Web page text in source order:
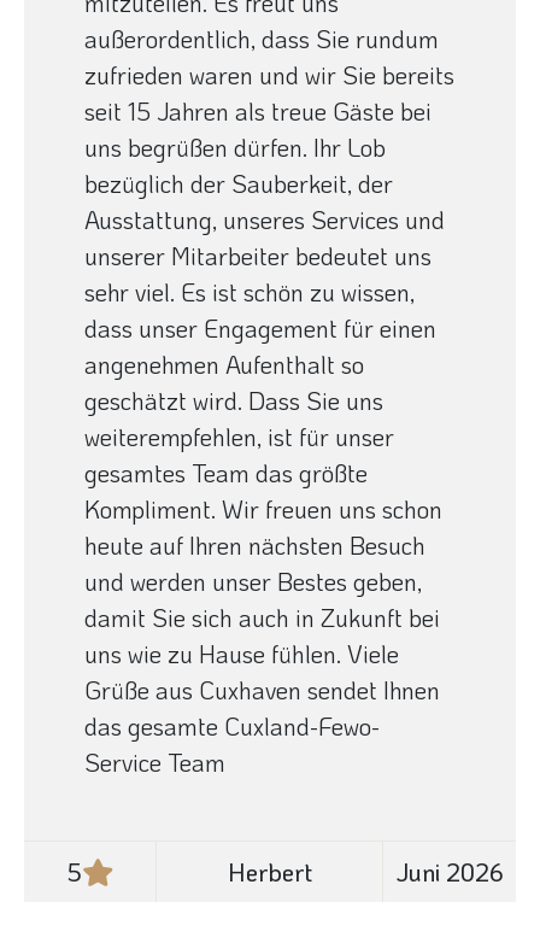
außerordentlich, dass Sie rundum
zufrieden waren und wir Sie bereits
seit 15 Jahren als treue Gäste bei
uns begrüßen dürfen. Ihr Lob
bezüglich der Sauberkeit, der
Ausstattung, unseres Services und
unserer Mitarbeiter bedeutet uns
sehr viel. Es ist schön zu wissen,
dass unser Engagement für einen
angenehmen Aufenthalt so
geschätzt wird. Dass Sie uns
weiterempfehlen, ist für unser
gesamtes Team das größte
Kompliment. Wir freuen uns schon
heute auf Ihren nächsten Besuch
und werden unser Bestes geben,
damit Sie sich auch in Zukunft bei
uns wie zu Hause fühlen. Viele
Grüße aus Cuxhaven sendet Ihnen
das gesamte Cuxland-Fewo-
Service Team
5 Herbert Juni 2026